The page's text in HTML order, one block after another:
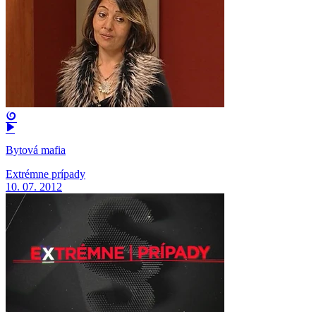
Bytová mafia
Extrémne prípady
10. 07. 2012